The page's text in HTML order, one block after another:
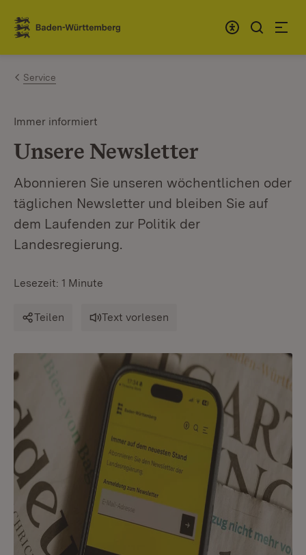
Zum Inhalt springen
Link zur Startseite
Service
Immer informiert
Unsere Newsletter
Abonnieren Sie unseren wöchentlichen oder
täglichen Newsletter und bleiben Sie auf
dem Laufenden zur Politik der
Landesregierung.
Lesezeit: 1 Minute
Teilen Text vorlesen